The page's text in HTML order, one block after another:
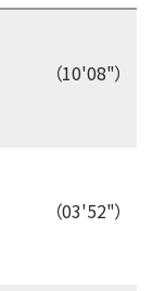
（10'08"）
（03'52"）